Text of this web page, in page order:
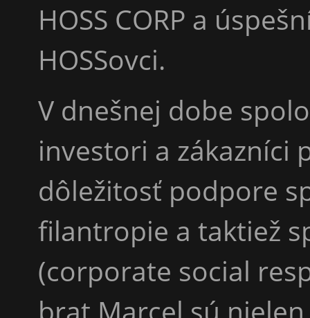
HOSS CORP a
HOSSovci.
V dnešnej dobe
investori a zákazníci
dôležitosť podpore
filantropie a taktiež
(corporate social